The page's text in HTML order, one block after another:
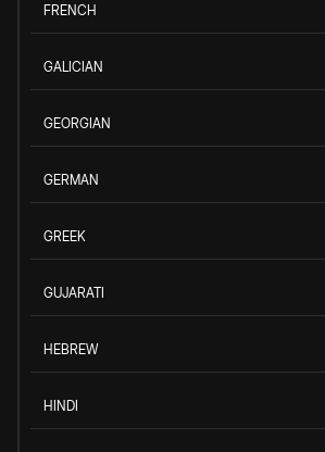
FRENCH
GALICIAN
GEORGIAN
GERMAN
GREEK
GUJARATI
HEBREW
HINDI